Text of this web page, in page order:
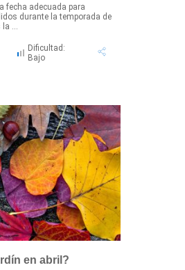
fecha adecuada para
durante la temporada de
la ...
Dificultad:
Bajo
en abril?